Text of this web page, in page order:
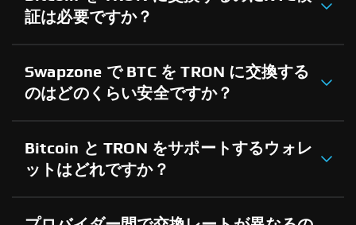
証は必要ですか？
Swapzone で BTC を TRON に交換する
のはどのくらい安全ですか？
Bitcoin と TRON をサポートするウォレ
ットはどれですか？